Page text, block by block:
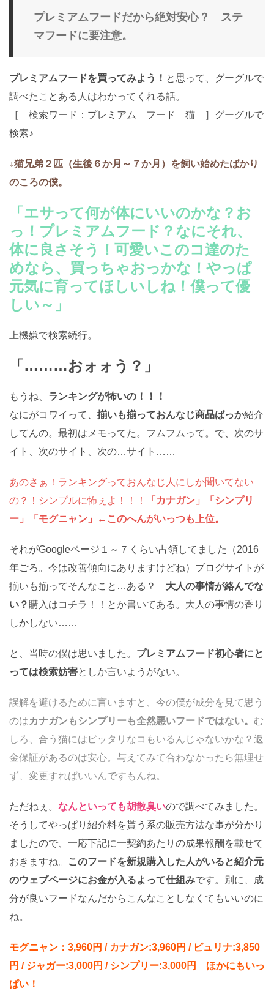
プレミアムフードだから絶対安心？ ステ
マフードに要注意。
プレミアムフードを買ってみよう！ と思って、グーグルで
調べたことある人はわかってくれる話。
［ 検索ワード：プレミアム フード 猫 ］グーグルで
検索♪
↓猫兄弟２匹（生後６か月～７か月）を飼い始めたばかり
のころの僕。
「エサって何が体にいいのかな？お
っ！プレミアムフード？なにそれ、
体に良さそう！可愛いこのコ達のた
めなら、買っちゃおっかな！やっぱ
元気に育ってほしいしね！僕って優
しい～」
上機嫌で検索続行。
「………おォォう？」
もうね、 ランキングが怖いの！！！
なにがコワイって、 揃いも揃っておんなじ商品ばっか紹介
してんの。最初はメモってた。フムフムって。で、次のサ
イト、次のサイト、次の…サイト……
あのさぁ！ランキングっておんなじ人にしか聞いてない
の？！シンプルに怖ぇよ！！！
「カナガン」「シンプリ
ー」「モグニャン」←このへんがいっつも上位。
それがGoogleページ１～７くらい占領してました（2016
年ごろ。今は改善傾向にありますけどね）ブログサイトが
揃いも揃ってそんなこと…ある？ 大人の事情が絡んでな
い？ 購入はコチラ！！とか書いてある。大人の事情の香り
しかしない……
と、当時の僕は思いました。 プレミアムフード初心者にと
っては検索妨害としか言いようがない。
誤解を避けるために言いますと、今の僕が成分を見て思う
のはカナガンもシンプリーも全然悪いフードではない。 む
しろ、合う猫にはピッタリなコもいるんじゃないかな？返
金保証があるのは安心。与えてみて合わなかったら無理せ
ず、変更すればいいんですもんね。
ただねぇ。 なんといっても胡散臭いので調べてみました。
そうしてやっぱり紹介料を貰う系の販売方法な事が分かり
ましたので、一応下記に一契約あたりの成果報酬を載せて
おきますね。
このフードを新規購入した人がいると紹介元
のウェブページにお金が入るよって仕組みです。別に、成
分が良いフードなんだからこんなことしなくてもいいのに
ね。
モグニャン：3,960円 / カナガン:3,960円 / ピュリナ:3,850
円 / ジャガー:3,000円 / シンプリー:3,000円 ほかにもいっ
ぱい！